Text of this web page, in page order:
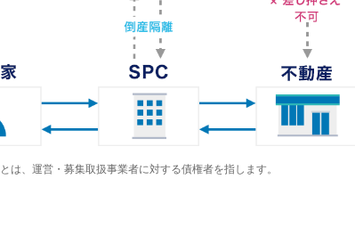
は、運営・募集取扱事業者に対する債権者を指します。